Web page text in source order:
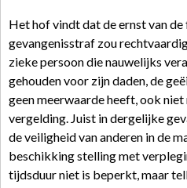
Het hof vindt dat de ernst van
gevangenisstraf zou
zieke persoon die nauwelijks
gehouden voor zijn daden, de
geen meerwaarde heeft, ook
vergelding. Juist in dergelijke
de veiligheid van anderen in de
beschikking stelling met
tijdsduur niet is beperkt, maar